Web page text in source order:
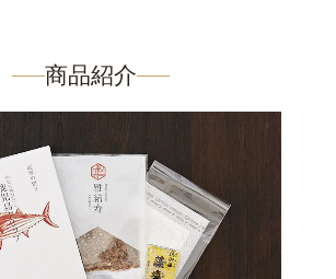
商品紹介